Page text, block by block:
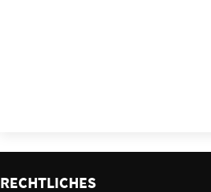
RECHTLICHES